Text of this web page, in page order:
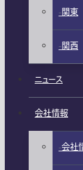
関東
関西
ニュース
会社情報
会社